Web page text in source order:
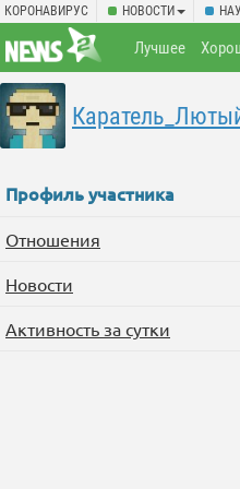
КОРОНАВИРУС НОВОСТИ
Лучшее
Профиль участника
Отношения
Новости
Активность за сутки